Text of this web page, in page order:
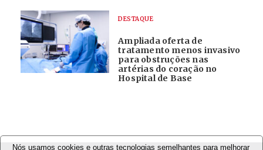
DESTAQUE
Ampliada oferta de
tratamento menos invasivo
para obstruções nas
artérias do coração no
Hospital de Base
Nós usamos cookies e outras tecnologias semelhantes para melhorar